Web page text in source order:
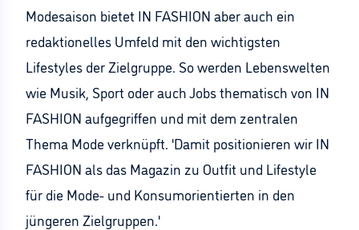
Modesaison bietet IN FASHION aber auch ein
redaktionelles Umfeld mit den wichtigsten
Lifestyles der Zielgruppe. So werden Lebenswelten
wie Musik, Sport oder auch Jobs thematisch von IN
FASHION aufgegriffen und mit dem zentralen
Thema Mode verknüpft. 'Damit positionieren wir IN
FASHION als das Magazin zu Outfit und Lifestyle
für die Mode- und Konsumorientierten in den
jüngeren Zielgruppen.'